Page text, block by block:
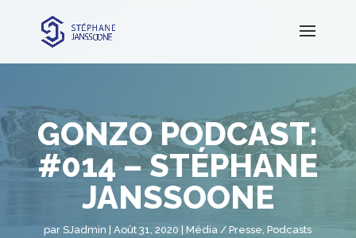
GONZO PODCAST:
#014 – STÉPHANE
JANSSOONE
parSJadmin Août 31, 2020 Média / Presse,Podcasts